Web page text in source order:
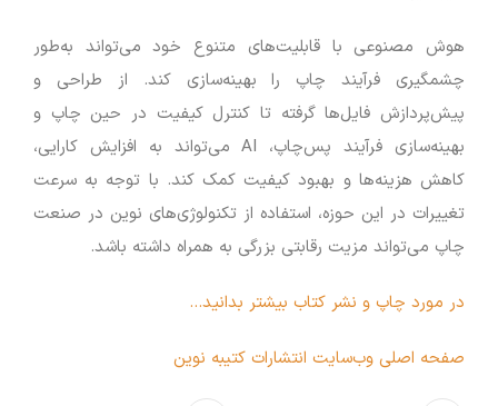
هوش مصنوعی با قابلیت‌های متنوع خود می‌تواند به‌طور
چشمگیری فرآیند چاپ را بهینه‌سازی کند. از طراحی و
پیش‌پردازش فایل‌ها گرفته تا کنترل کیفیت در حین چاپ و
بهینه‌سازی فرآیند پس‌چاپ، AI می‌تواند به افزایش کارایی،
کاهش هزینه‌ها و بهبود کیفیت کمک کند. با توجه به سرعت
تغییرات در این حوزه، استفاده از تکنولوژی‌های نوین در صنعت
چاپ می‌تواند مزیت رقابتی بزرگی به همراه داشته باشد.
در مورد چاپ و نشر کتاب بیشتر بدانید…
صفحه اصلی وب‌سایت انتشارات کتیبه نوین